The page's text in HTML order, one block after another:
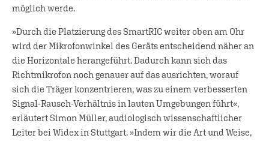
möglich werde.
»Durch die Platzierung des SmartRIC weiter oben am Ohr
wird der Mikrofonwinkel des Geräts entscheidend näher an
die Horizontale herangeführt. Dadurch kann sich das
Richtmikrofon noch genauer auf das ausrichten, worauf
sich die Träger konzentrieren, was zu einem verbesserten
Signal-Rausch-Verhältnis in lauten Umgebungen führt«,
erläutert Simon Müller, audiologisch wissenschaftlicher
Leiter bei Widex in Stuttgart. »Indem wir die Art und Weise,